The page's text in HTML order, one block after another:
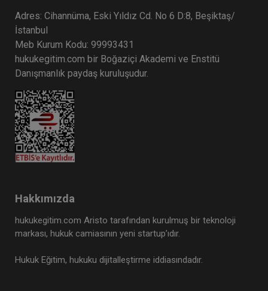
Adres: Cihannüma, Eski Yıldız Cd. No 6 D:8, Beşiktaş/
İstanbul
Meb Kurum Kodu: 99993431
hukukegitim.com bir Boğaziçi Akademi ve Enstitü
Danışmanlık paydaş kuruluşudur.
Hakkımızda
hukukegitim.com Aristo tarafından kurulmuş bir teknoloji
markası, hukuk camiasının yeni startup’ıdır.
Hukuk Eğitim, hukuku dijitalleştirme iddiasındadır.